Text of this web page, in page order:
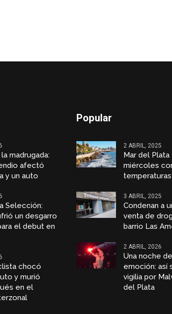
madrugada:
afectó
y un auto
Selección:
un desgarro
el debut en
chocó
y murió
en el
Popular
2 ABRIL, 2025
Mar del Plata
miércoles
3 ABRIL, 2025
Condenan a
venta de
barrio Las
2 ABRIL, 2026
Una noche
emoción: así
vigilia por
del Plata